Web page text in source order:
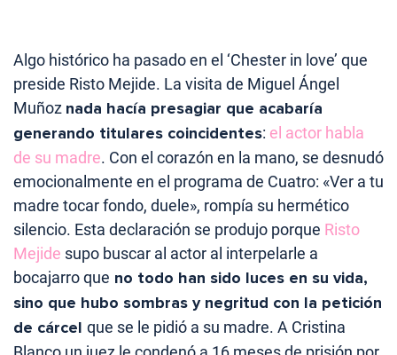
Algo histórico ha pasado en el ‘Chester in love’ que
preside Risto Mejide. La visita de Miguel Ángel
Muñoz nada hacía presagiar que acabaría
generando titulares coincidentes: el actor habla
de su madre. Con el corazón en la mano, se desnudó
emocionalmente en el programa de Cuatro: «Ver a tu
madre tocar fondo, duele», rompía su hermético
silencio. Esta declaración se produjo porque Risto
Mejide supo buscar al actor al interpelarle a
bocajarro que no todo han sido luces en su vida,
sino que hubo sombras y negritud con la petición
de cárcel que se le pidió a su madre. A Cristina